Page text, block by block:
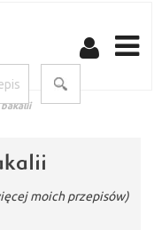
bakalii
moich przepisów)